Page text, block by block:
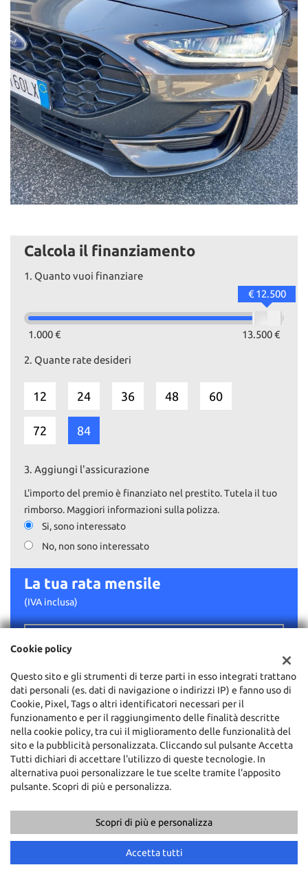
Calcola il finanziamento
1. Quanto vuoi finanziare
1.000 € 13.500 €
€ 12.500
2. Quante rate desideri
12 24 36 48 60
72 84
3. Aggiungi l'assicurazione
L'importo del premio è finanziato nel prestito. Tutela il tuo
rimborso. Maggiori informazioni sulla polizza.
Si, sono interessato
No, non sono interessato
La tua rata mensile
(IVA inclusa)
211 €
T.A.N. 9,95% - T.A.E.G. 11,94
Importo finanziato: €
12.500
Costo totale del credito: €17.731
Spese di incasso rata: €3,90
Spese istruttoria: €
Spese assicurative: €0
PROCEDI
Messaggio pubblicitario con finalità promozionale. I valori in
Contatta un consulente
Cookie policy
Questo sito e gli strumenti di terze parti in esso integrati trattano
dati personali (es. dati di navigazione o indirizzi IP) e fanno uso di
Cookie, Pixel, Tags o altri identificatori necessari per il
funzionamento e per il raggiungimento delle finalità descritte
nella cookie policy, tra cui il miglioramento delle funzionalità del
sito e la pubblicità personalizzata. Cliccando sul pulsante Accetta
Tutti dichiari di accettare l'utilizzo di queste tecnologie. In
alternativa puoi personalizzare le tue scelte tramite l'apposito
pulsante. Scopri di più e personalizza.
Scopri di più e personalizza
Accetta tutti